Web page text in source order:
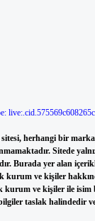
herhangi bir
Sitede
Burada yer alan
kurum ve kişiler
kurum ve kişiler ile
taslak halindedir